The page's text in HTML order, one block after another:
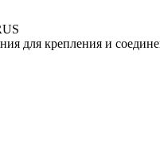
для крепления и